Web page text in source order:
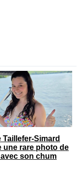
Taillefer-Simard
une rare photo de
son chum